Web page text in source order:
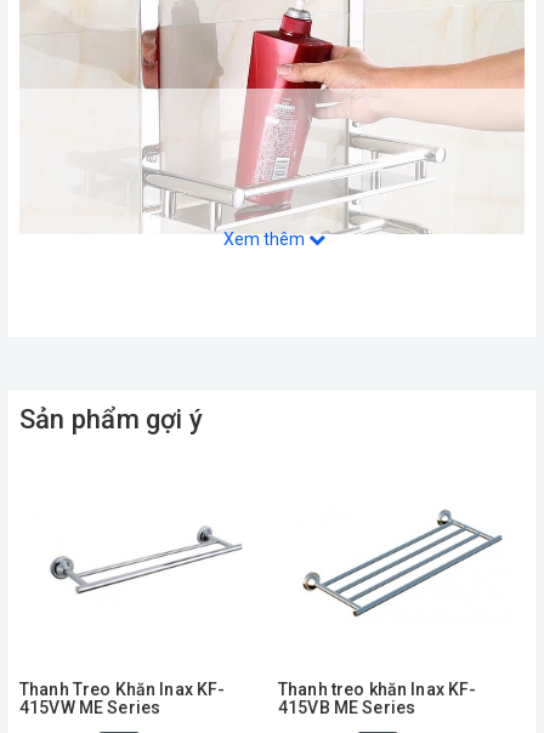
Xem thêm
Sản phẩm gợi ý
Thanh Treo Khăn Inax KF-
415VW ME Series
Thanh treo khăn Inax KF-
415VB ME Series